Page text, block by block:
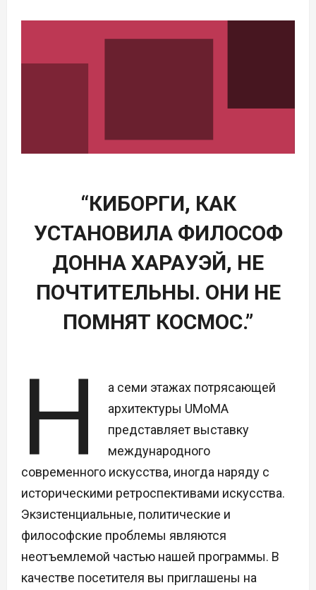
“КИБОРГИ, КАК
УСТАНОВИЛА ФИЛОСОФ
ДОННА ХАРАУЭЙ, НЕ
ПОЧТИТЕЛЬНЫ. ОНИ НЕ
ПОМНЯТ КОСМОС.”
Н
а семи этажах потрясающей
архитектуры UMoMA
представляет выставку
международного
современного искусства, иногда наряду с
историческими ретроспективами искусства.
Экзистенциальные, политические и
философские проблемы являются
неотъемлемой частью нашей программы. В
качестве посетителя вы приглашены на